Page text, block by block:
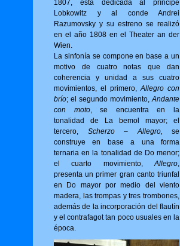
1807, está dedicada al príncipe
Lobkowitz y al conde Andrei
Razumovsky y su estreno se realizó
en el año 1808 en el Theater an der
Wien.
La sinfonía se compone en base a un
motivo de cuatro notas que dan
coherencia y unidad a sus cuatro
movimientos, el primero,Allegro con
brío; el segundo movimiento,Andante
con moto, se encuentra en la
tonalidad de La bemol mayor; el
tercero, Scherzo – Allegro, se
construye en base a una forma
ternaria en la tonalidad de Do menor;
el cuarto movimiento,Allegro,
presenta un primer gran canto triunfal
en Do mayor por medio del viento
madera, las trompas y tres trombones,
además de la incorporación del flautín
y el contrafagot tan poco usuales en la
época.